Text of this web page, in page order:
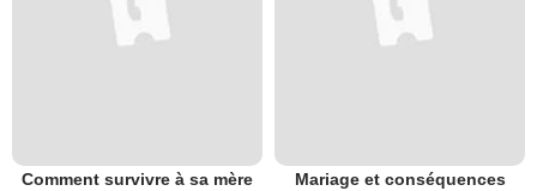
Comment survivre à sa mère Mariage et conséquences